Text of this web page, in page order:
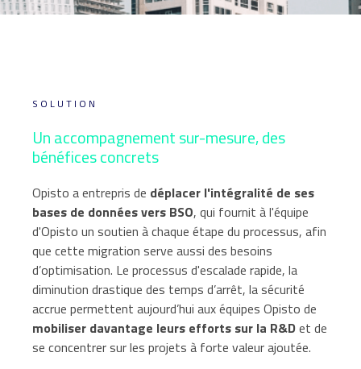
S O L U T I O N
Un accompagnement sur-mesure, des
bénéfices concrets
Opisto a entrepris de déplacer l'intégralité de ses
bases de données vers BSO, qui fournit à l'équipe
d'Opisto un soutien à chaque étape du processus, afin
que cette migration serve aussi des besoins
d’optimisation. Le processus d'escalade rapide, la
diminution drastique des temps d’arrêt, la sécurité
accrue permettent aujourd’hui aux équipes Opisto de
mobiliser davantage leurs efforts sur la R&Det de
se concentrer sur les projets à forte valeur ajoutée.